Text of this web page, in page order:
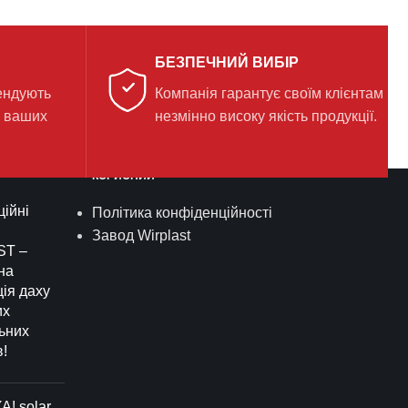
ваших
БЕЗПЕЧНИЙ ВИБІР
Компанія гарантує своїм клієнтам
незмінно високу якість продукції.
–
даху
КОРИСНИЙ
Політика конфіденційності
Завод Wirplast